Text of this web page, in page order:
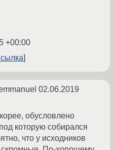
+00:00
02.06.2019
обусловлено
которую собирался
что у исходников